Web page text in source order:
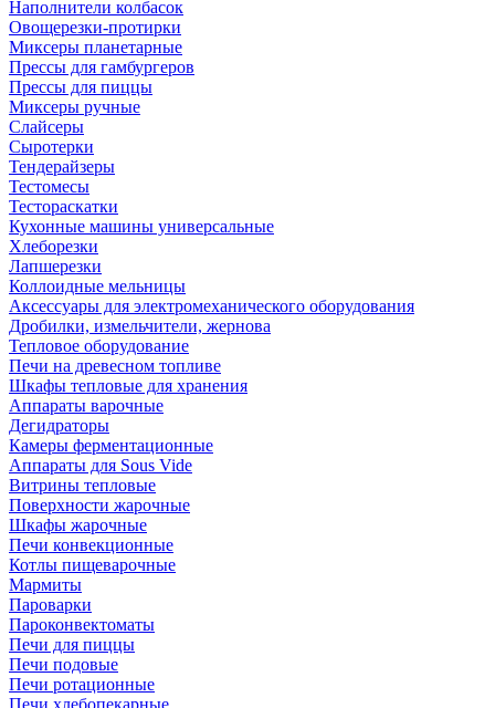
Наполнители колбасок
Овощерезки-протирки
Миксеры планетарные
Прессы для гамбургеров
Прессы для пиццы
Миксеры ручные
Слайсеры
Сыротерки
Тендерайзеры
Тестомесы
Тестораскатки
Кухонные машины универсальные
Хлеборезки
Лапшерезки
Коллоидные мельницы
Аксессуары для электромеханического оборудования
Дробилки, измельчители, жернова
Тепловое оборудование
Печи на древесном топливе
Шкафы тепловые для хранения
Аппараты варочные
Дегидраторы
Камеры ферментационные
Аппараты для Sous Vide
Витрины тепловые
Поверхности жарочные
Шкафы жарочные
Печи конвекционные
Котлы пищеварочные
Мармиты
Пароварки
Пароконвектоматы
Печи для пиццы
Печи подовые
Печи ротационные
Печи хлебопекарные